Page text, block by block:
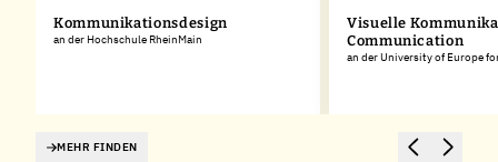
Kommunikationsdesign
an der Hochschule RheinMain
Visuelle
Communication
an der University of Europe
MEHR FINDEN